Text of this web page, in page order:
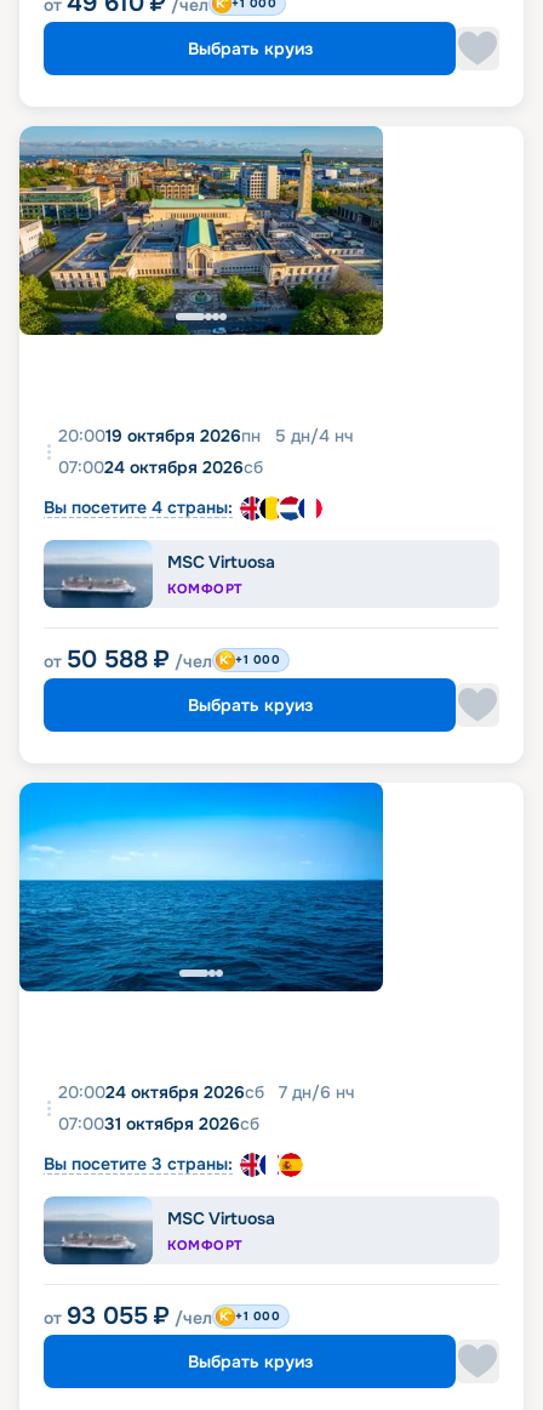
от /чел
Выбрать круиз
20:0019 октября 2026пн 5 дн/4 нч
07:0024 октября 2026сб
Вы посетите 4 страны:
MSC Virtuosa
КОМФОРТ
от 50 588 ₽ /чел +1 000
Выбрать круиз
20:0024 октября 2026сб 7 дн/6 нч
07:0031 октября 2026сб
Вы посетите 3 страны:
MSC Virtuosa
КОМФОРТ
от 93 055 ₽ /чел +1 000
Выбрать круиз